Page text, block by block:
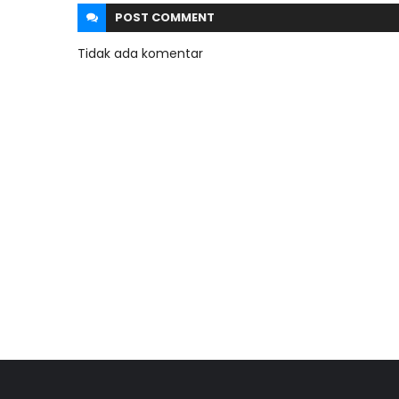
POST COMMENT
Tidak ada komentar